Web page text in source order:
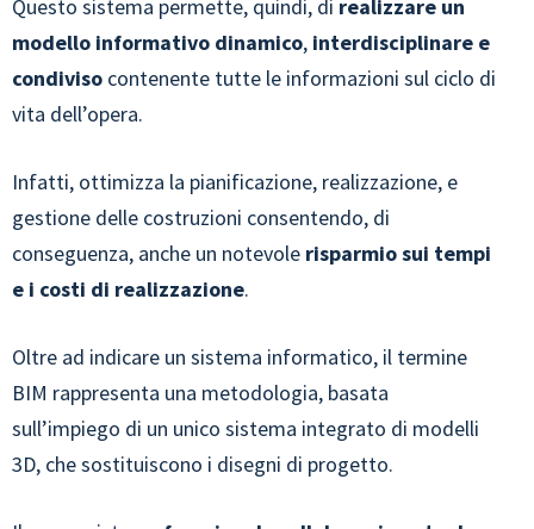
Questo sistema permette, quindi, di realizzare un
modello informativo dinamico, interdisciplinare e
condiviso contenente tutte le informazioni sul ciclo di
vita dell’opera.
Infatti, ottimizza la pianificazione, realizzazione, e
gestione delle costruzioni consentendo, di
conseguenza, anche un notevole risparmio sui tempi
e i costi di realizzazione.
Oltre ad indicare un sistema informatico, il termine
BIM rappresenta una metodologia, basata
sull’impiego di un unico sistema integrato di modelli
3D, che sostituiscono i disegni di progetto.